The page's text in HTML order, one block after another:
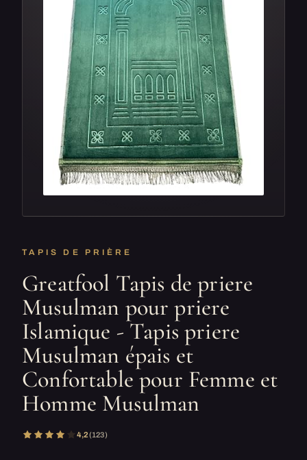
TAPIS DE PRIÈRE
Greatfool Tapis de priere
Musulman pour priere
Islamique - Tapis priere
Musulman épais et
Confortable pour Femme et
Homme Musulman
4,2(123)